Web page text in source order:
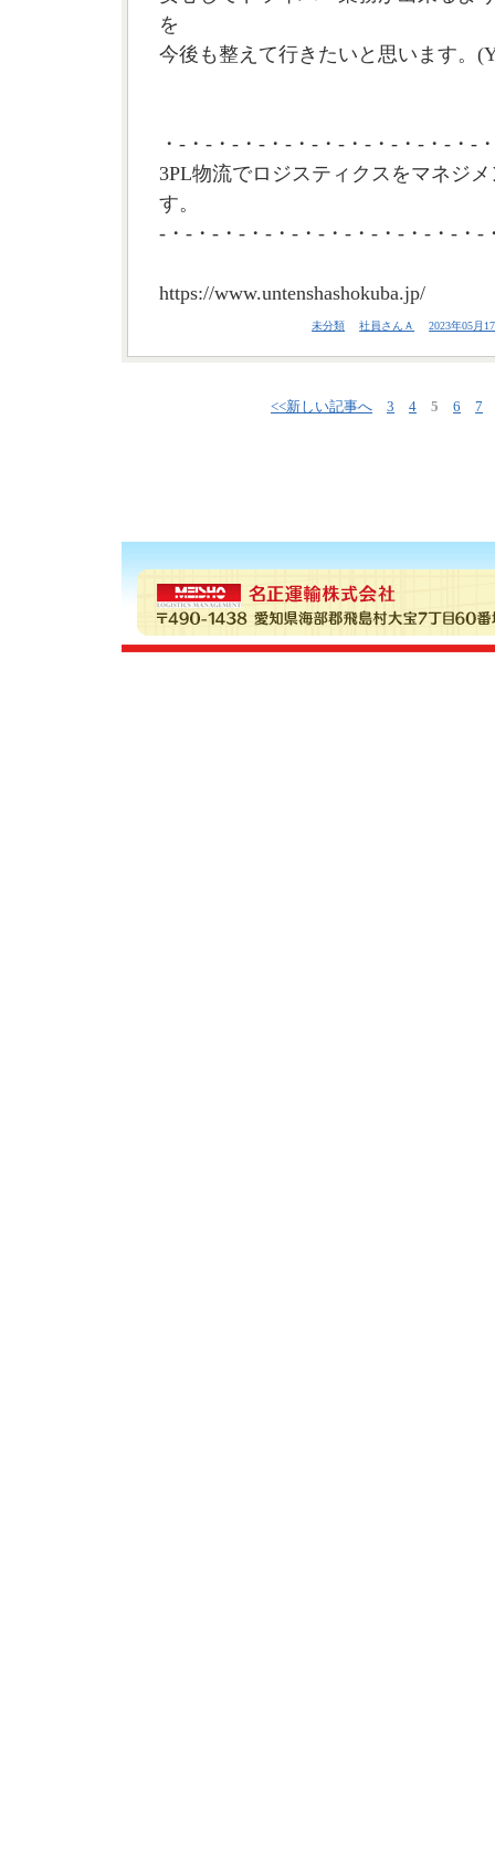
を
今後も整えて行きたいと思います。
・-・-・-・-・-・-・-・-・-・-・-・-
3PL物流でロジスティクスをマネジ
す。
-・-・-・-・-・-・-・-・-・-・-・-・-
https://www.untenshashokuba.jp/
未分類 社員さんＡ 2023年05月
<<新しい記事へ 3 4 5 6 7